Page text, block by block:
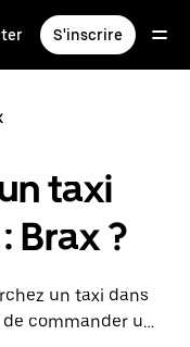
S'inscrire
taxi
Brax ?
un taxi dans
de commander un